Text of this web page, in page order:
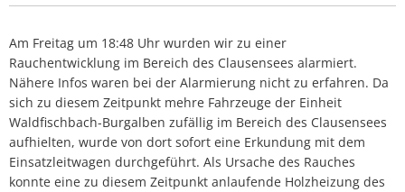
Am Freitag um 18:48 Uhr wurden wir zu einer
Rauchentwicklung im Bereich des Clausensees alarmiert.
Nähere Infos waren bei der Alarmierung nicht zu erfahren. Da
sich zu diesem Zeitpunkt mehre Fahrzeuge der Einheit
Waldfischbach-Burgalben zufällig im Bereich des Clausensees
aufhielten, wurde von dort sofort eine Erkundung mit dem
Einsatzleitwagen durchgeführt. Als Ursache des Rauches
konnte eine zu diesem Zeitpunkt anlaufende Holzheizung des